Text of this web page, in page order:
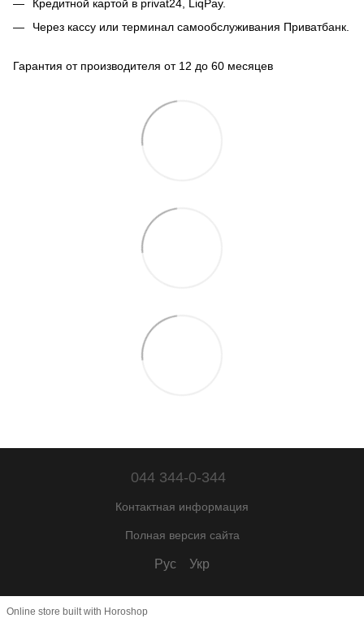
Кредитной картой в privat24, LiqPay.
Через кассу или терминал самообслуживания Приватбанк.
Гарантия от производителя от 12 до 60 месяцев
044 344-0-344
Контактная информация
Полная версия сайта
Рус Укр
Online store built with Horoshop